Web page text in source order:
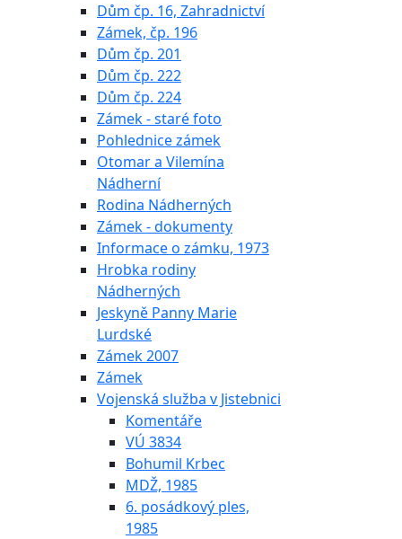
Dům čp. 16, Zahradnictví
Zámek, čp. 196
Dům čp. 201
Dům čp. 222
Dům čp. 224
Zámek - staré foto
Pohlednice zámek
Otomar a Vilemína
Nádherní
Rodina Nádherných
Zámek - dokumenty
Informace o zámku, 1973
Hrobka rodiny
Nádherných
Jeskyně Panny Marie
Lurdské
Zámek 2007
Zámek
Vojenská služba v Jistebnici
Komentáře
VÚ 3834
Bohumil Krbec
MDŽ, 1985
6. posádkový ples,
1985